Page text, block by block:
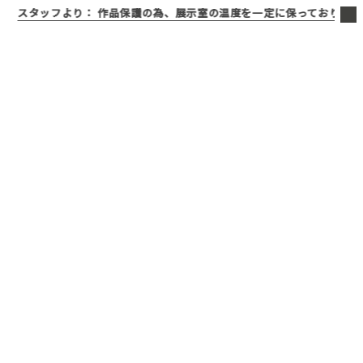
タッフより：作品保護の為、展示室の温度を一定に保っております。